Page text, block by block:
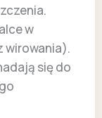
w
wirowania).
się do